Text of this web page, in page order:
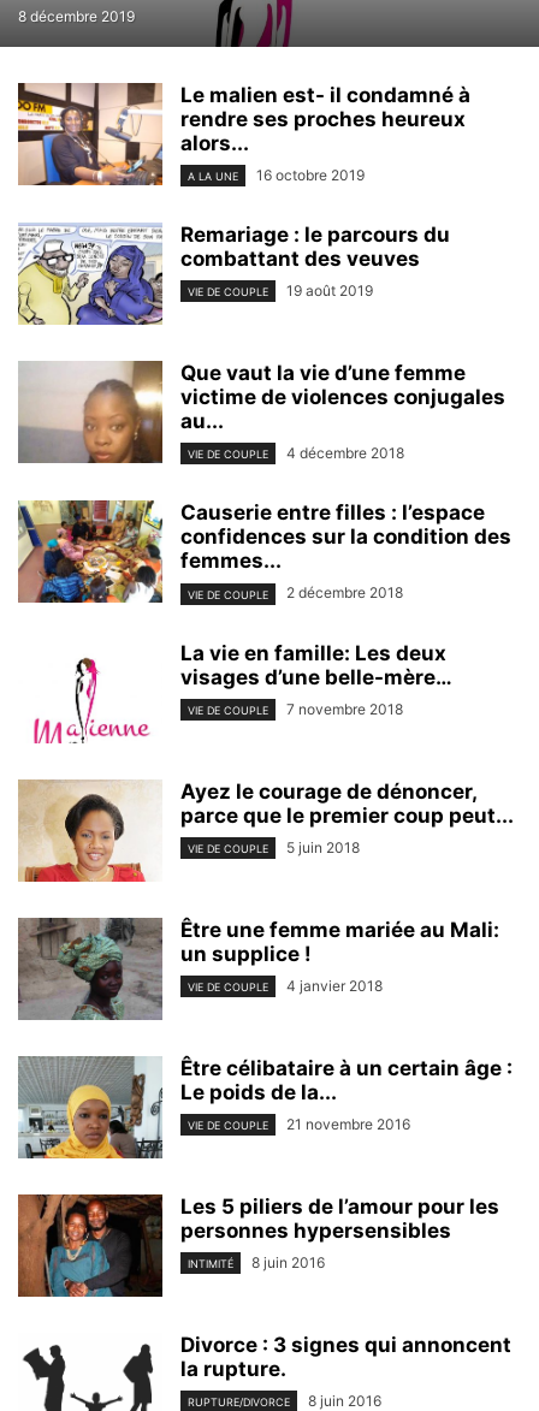
8 décembre 2019
Le malien est- il condamné à
rendre ses proches heureux
alors...
A LA UNE 16 octobre 2019
Remariage : le parcours du
combattant des veuves
VIE DE COUPLE 19 août 2019
Que vaut la vie d’une femme
victime de violences conjugales
au...
VIE DE COUPLE 4 décembre 2018
Causerie entre filles : l’espace
confidences sur la condition des
femmes...
VIE DE COUPLE 2 décembre 2018
La vie en famille: Les deux
visages d’une belle-mère…
VIE DE COUPLE 7 novembre 2018
Ayez le courage de dénoncer,
parce que le premier coup peut...
VIE DE COUPLE 5 juin 2018
Être une femme mariée au Mali:
un supplice !
VIE DE COUPLE 4 janvier 2018
Être célibataire à un certain âge :
Le poids de la...
VIE DE COUPLE 21 novembre 2016
Les 5 piliers de l’amour pour les
personnes hypersensibles
INTIMITÉ 8 juin 2016
Divorce : 3 signes qui annoncent
la rupture.
RUPTURE/DIVORCE 8 juin 2016